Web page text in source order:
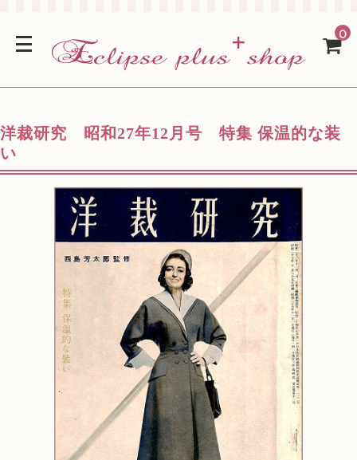
0
洋裁研究 昭和27年12月号 特集 保温的な装
い